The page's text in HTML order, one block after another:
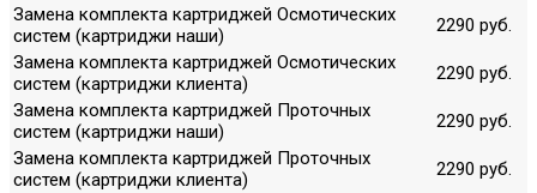
Замена комплекта картриджей Осмотических
систем (картриджи наши)
2290 руб.
Замена комплекта картриджей Осмотических
систем (картриджи клиента)
2290 руб.
Замена комплекта картриджей Проточных
систем (картриджи наши)
2290 руб.
Замена комплекта картриджей Проточных
систем (картриджи клиента)
2290 руб.